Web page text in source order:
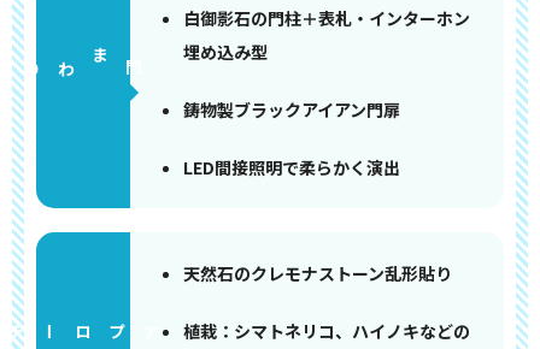
門まわり
白御影石の門柱＋表札・インターホン
埋め込み型
鋳物製ブラックアイアン門扉
LED間接照明で柔らかく演出
アプローチ
天然石のクレモナストーン乱形貼り
植栽：シマトネリコ、ハイノキなどの